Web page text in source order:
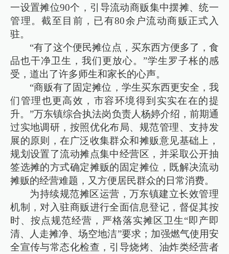
一设置摊位90个，引导流动商贩集中摆摊、统一
管理。截至目前，已有80余户流动商贩正式入
驻。
“有了这个便民摊位点，买东西方便多了，食
品也干净卫生，我们更放心。”学生罗子枨的感
受，道出了许多师生和家长的心声。
“商贩有了固定摊位，学生买东西更安全，我
们管理也更高效，市容环境得到实实在在的提
升。”万东镇综合执法岗负责人杨婷介绍，前期通
过实地调研，按照优化布局、规范管理、支持发
展的原则，在广泛收集群众和摊贩意见基础上，
规划设置了流动摊点集中经营区，并采取公开抽
签选摊的方式确定摊贩的固定摊位，既解决流动
摊贩的经营难题，又方便居民群众的日常消费。
为持续规范摊区运营，万东镇建立长效管理
机制，对入驻商贩进行全面信息登记，督促其按
时、按点规范经营，严格落实摊区卫生“即产即
清、人走摊净、场空地洁”要求；加强燃气使用安
全宣传与常态化检查，引导烧烤、油炸类经营者